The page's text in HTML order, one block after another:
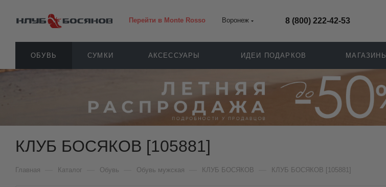
Перейти в Monte Rosso Воронеж 8 (800) 222-42-53
ОБУВЬ СУМКИ АКСЕССУАРЫ ИДЕИ ПОДАРКОВ МАГАЗИНЫ
КЛУБ БОСЯКОВ [105881]
Главная Каталог Обувь Обувь мужская КЛУБ БОСЯКОВ КЛУБ БОСЯКОВ [105881]